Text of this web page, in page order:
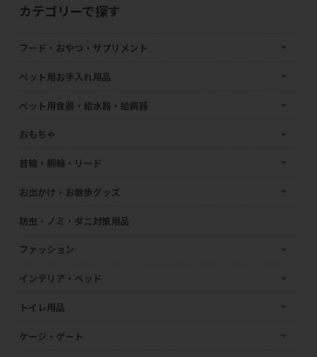
カテゴリーで探す
フード・おやつ・サプリメント
ペット用お手入れ用品
ペット用食器・給水器・給餌器
おもちゃ
首輪・胴輪・リード
お出かけ・お散歩グッズ
防虫・ノミ・ダニ対策用品
ファッション
インテリア・ベッド
トイレ用品
ケージ・ゲート